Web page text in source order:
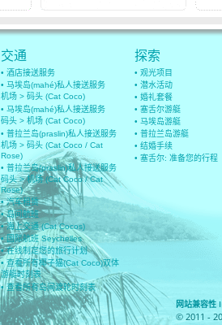
交通
• 酒店接送服务
• 马埃岛(mahé)私人接送服务
机场 > 码头 (Cat Coco)
• 马埃岛(mahé)私人接送服务
码头 > 机场 (Cat Coco)
• 普拉兰岛(praslin)私人接送服务
机场 > 码头 (Cat Coco / Cat
Rose)
• 普拉兰岛(praslin)私人接送服务
码头 > 机场 (Cat Coco / Cat
Rose)
• 汽车租赁
• 岛间航班
• 海上交通 (Cat Cocos)
• 国际航班 Seychelles
• 在线制定您的旅行计划
• 查看所有椰子猫(Cat Coco)双体
游艇时刻表
• 查看所有岛间渡轮时刻表
探索
• 观光项目
• 潜水活动
• 婚礼套餐
• 塞舌尔游艇
• 马埃岛游艇
• 普拉兰岛游艇
• 结婚手续
• 塞舌尔: 准备您的行程
网站兼容
© 2011 -